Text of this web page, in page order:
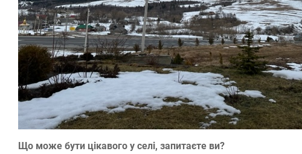
Що може бути цікавого у селі, запитаєте ви?